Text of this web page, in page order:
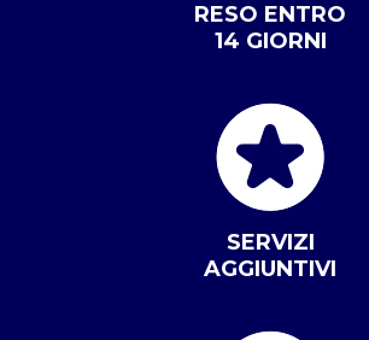
RESO ENTRO
14 GIORNI
SERVIZI
AGGIUNTIVI